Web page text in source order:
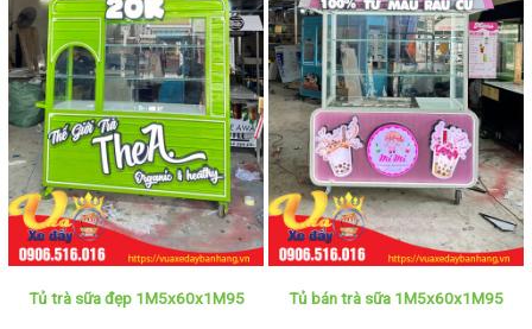
Tủ trà sữa đẹp 1M5x60x1M95 Tủ bán trà sữa 1M5x60x1M95